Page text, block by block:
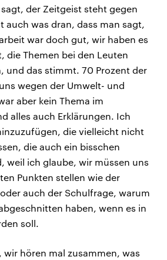
der Zeitgeist steht gegen
auch was dran, dass man sagt,
war doch gut, wir haben es
die Themen bei den Leuten
und das stimmt. 70 Prozent der
wegen der Umwelt- und
aber kein Thema im
alles auch Erklärungen. Ich
die vielleicht nicht
die auch ein bisschen
weil ich glaube, wir müssen uns
Punkten stellen wie der
auch der Schulfrage, warum
haben, wenn es in
soll.
wir hören mal zusammen, was